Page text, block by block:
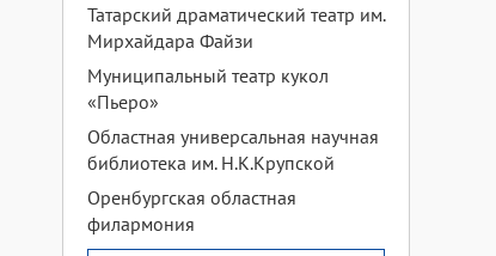
Татарский драматический театр им.
Мирхайдара Файзи
Муниципальный театр кукол
«Пьеро»
Областная универсальная научная
библиотека им. Н.К.Крупской
Оренбургская областная
филармония